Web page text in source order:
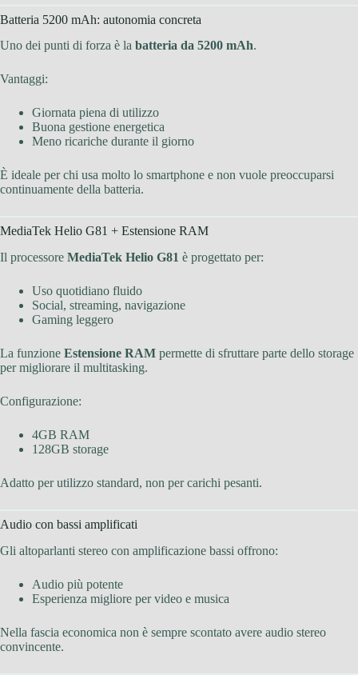
Batteria 5200 mAh: autonomia concreta
Uno dei punti di forza è la batteria da 5200 mAh.
Vantaggi:
Giornata piena di utilizzo
Buona gestione energetica
Meno ricariche durante il giorno
È ideale per chi usa molto lo smartphone e non vuole preoccuparsi
continuamente della batteria.
MediaTek Helio G81 + Estensione RAM
Il processore MediaTek Helio G81 è progettato per:
Uso quotidiano fluido
Social, streaming, navigazione
Gaming leggero
La funzione Estensione RAM permette di sfruttare parte dello storage
per migliorare il multitasking.
Configurazione:
4GB RAM
128GB storage
Adatto per utilizzo standard, non per carichi pesanti.
Audio con bassi amplificati
Gli altoparlanti stereo con amplificazione bassi offrono:
Audio più potente
Esperienza migliore per video e musica
Nella fascia economica non è sempre scontato avere audio stereo
convincente.